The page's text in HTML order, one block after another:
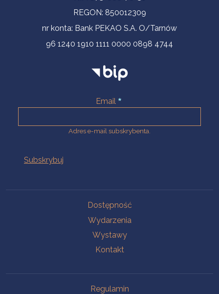
REGON: 850012309
nr konta: Bank PEKAO S.A. O/Tarnów
96 1240 1910 1111 0000 0898 4744
Email
Adres e-mail subskrybenta.
Dostępność
Wydarzenia
Wystawy
Kontakt
Regulamin